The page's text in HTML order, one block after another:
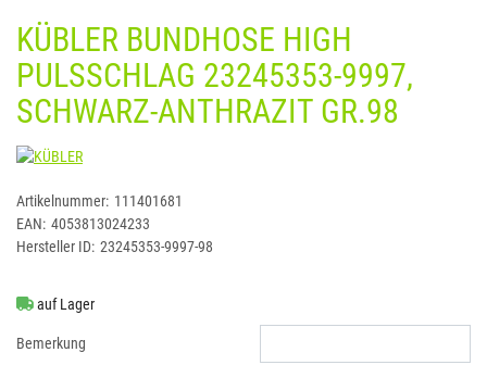
KÜBLER BUNDHOSE HIGH
PULSSCHLAG 23245353-9997,
SCHWARZ-ANTHRAZIT GR.98
KÜBLER
Artikelnummer: 111401681
EAN: 4053813024233
Hersteller ID: 23245353-9997-98
auf Lager
Bemerkung